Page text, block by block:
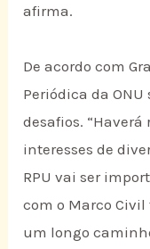
afirma.
De acordo com
Periódica da
desafios.
interesses de
RPU vai ser
com o Marco
um longo